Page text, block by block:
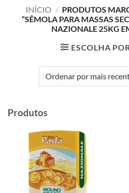
INÍCIO / PRODUTOS
“SÊMOLA PARA MASSAS
NAZIONALE 25KG
ESCOLHA
Produtos